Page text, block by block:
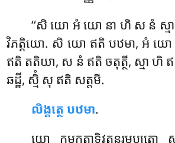
‘‘សិ យោ អំ យោ នា ហិ ស នំ ស្ម
វិភត្តិយោ. សិ យោ ឥតិ បឋមា, អំ យ
ឥតិ តតិយា, ស នំ ឥតិ ចតុត្ថី, ស្មា ហិ
ឆដ្ឋី, ស្មិំ សុ ឥតិ សត្តមី.
លិង្គត្ថេ បឋមា.
យោ កម្មកត្តាទិវត្តន្តរមប្បត្